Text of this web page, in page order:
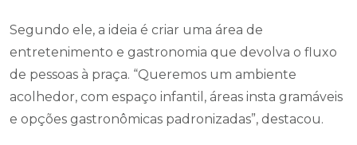
Segundo ele, a ideia é criar uma área de
entretenimento e gastronomia que devolva o fluxo
de pessoas à praça. “Queremos um ambiente
acolhedor, com espaço infantil, áreas insta gramáveis
e opções gastronômicas padronizadas”, destacou.